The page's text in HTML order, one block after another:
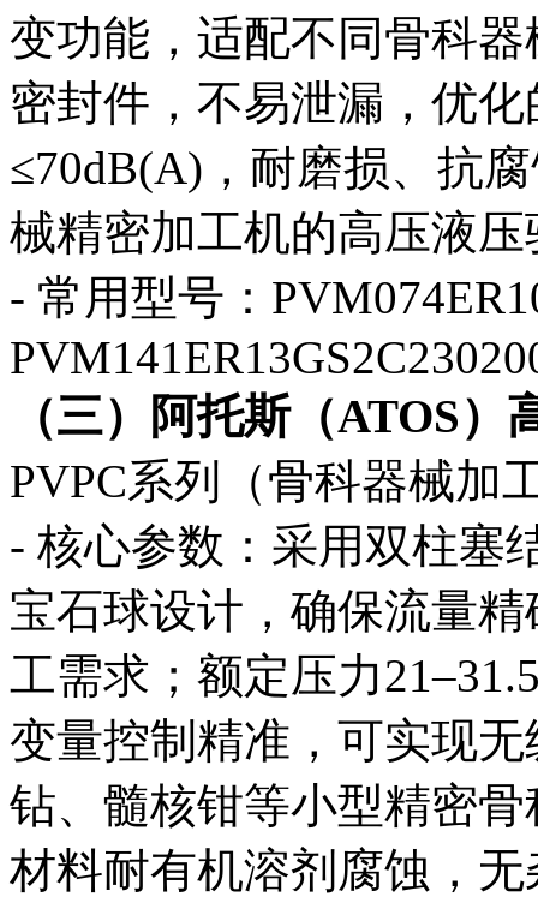
变功能，适配不同骨科
密封件，不易泄漏，优
≤70dB(A)，耐磨损、抗
械精密加工机的高压液
- 常用型号：
（三）阿托斯（ATOS
PVPC系列（骨科器械加
- 核心参数：采用双柱塞
宝石球设计，确保流量
工需求；额定压力
变量控制精准，可实现
钻、髓核钳等小型精密
材料耐有机溶剂腐蚀，